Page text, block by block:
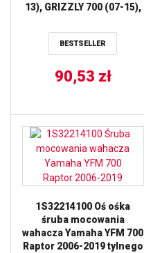
13), GRIZZLY 700 (07-15),
RODS
BESTSELLER
90,53 zł
1S32214100 Oś ośka
śruba mocowania
wahacza Yamaha YFM 700
Raptor 2006-2019 tylnego